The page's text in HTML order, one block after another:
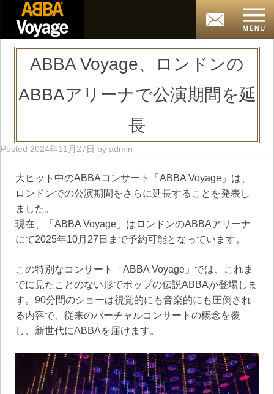
ABBA Voyage、ロンドンの
ABBAアリーナで公演期間を延
長
Posted 2024年11月27日 by admin
大ヒット中のABBAコンサート「ABBA Voyage」は、
ロンドンでの公演期間をさらに延長することを発表し
ました。
現在、「ABBA Voyage」はロンドンのABBAアリーナ
にて2025年10月27日まで予約可能となっています。
この特別なコンサート「ABBA Voyage」では、これま
でに見たことのない形でポップの伝説ABBAが登場しま
す。90分間のショーは視覚的にも音楽的にも圧倒され
る内容で、従来のバーチャルコンサートの概念を覆
し、新世代にABBAを届けます。